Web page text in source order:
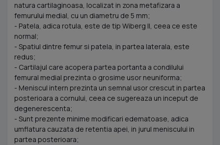
natura cartilaginoasa, localizat in zona metafizara a
femurului medial, cu un diametru de 5 mm;
- Patela, adica rotula, este de tip Wiberg II, ceea ce este
normal;
- Spatiul dintre femur si patela, in partea laterala, este
redus;
- Cartilajul care acopera partea portanta a condilului
femural medial prezinta o grosime usor neuniforma;
- Meniscul intern prezinta un semnal usor crescut in partea
posterioara a cornului, ceea ce sugereaza un inceput de
degenerescenta;
- Sunt prezente minime modificari edematoase, adica
umflatura cauzata de retentia apei, in jurul meniscului in
partea posterioara;